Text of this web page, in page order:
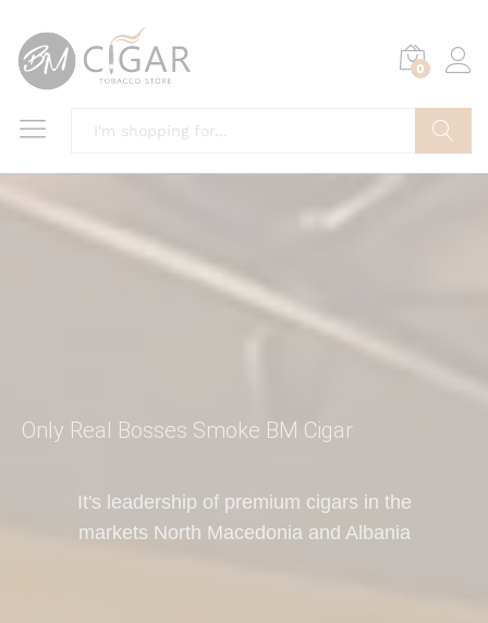
0
Search
Only Real Bosses Smoke BM Cigar
It's leadership of premium cigars in the
markets North Macedonia and Albania